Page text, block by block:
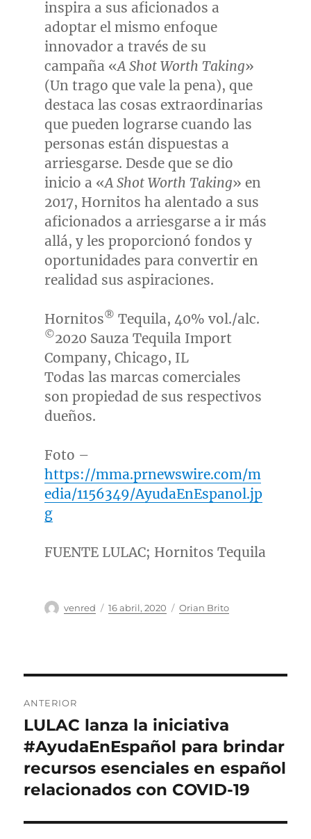
inspira a sus aficionados a
adoptar el mismo enfoque
innovador a través de su
campaña «A Shot Worth Taking»
(Un trago que vale la pena), que
destaca las cosas extraordinarias
que pueden lograrse cuando las
personas están dispuestas a
arriesgarse. Desde que se dio
inicio a «A Shot Worth Taking» en
2017, Hornitos ha alentado a sus
aficionados a arriesgarse a ir más
allá, y les proporcionó fondos y
oportunidades para convertir en
realidad sus aspiraciones.
Hornitos® Tequila, 40% vol./alc.
©2020 Sauza Tequila Import
Company, Chicago, IL
Todas las marcas comerciales
son propiedad de sus respectivos
dueños.
Foto –
https://mma.prnewswire.com/m
edia/1156349/AyudaEnEspanol.jp
g
FUENTE LULAC; Hornitos Tequila
Autor
venred
Publicado
16 abril, 2020 Categorías
Orian Brito
de
entradas
ANTERIOR
Entrada
anterior:
LULAC lanza la iniciativa
#AyudaEnEspañol para brindar
recursos esenciales en español
relacionados con COVID-19